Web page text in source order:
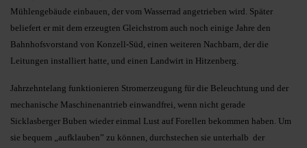
Mühlengebäude einbauen, der vom Wasserrad angetrieben wird. Später
beliefert er mit dem erzeugten Gleichstrom auch noch einige Jahre den
Bahnhofsvorstand von Konzell-Süd, einen weiteren Nachbarn, der die
Leitungen installiert hatte, und einen Landwirt in Hitzenberg.
Jahrzehntelang funktionieren Stromerzeugung für die Beleuchtung und der
mechanische Maschinenantrieb einwandfrei, wenn nicht gerade
Sicklasberger Buben wieder einmal Lust auf Forellen bekommen haben. Um
sie bequem „aufklauben” zu können, durchstechen sie unterhalb der